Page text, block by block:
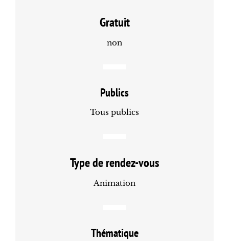
Gratuit
non
Publics
Tous publics
Type de rendez-vous
Animation
Thématique